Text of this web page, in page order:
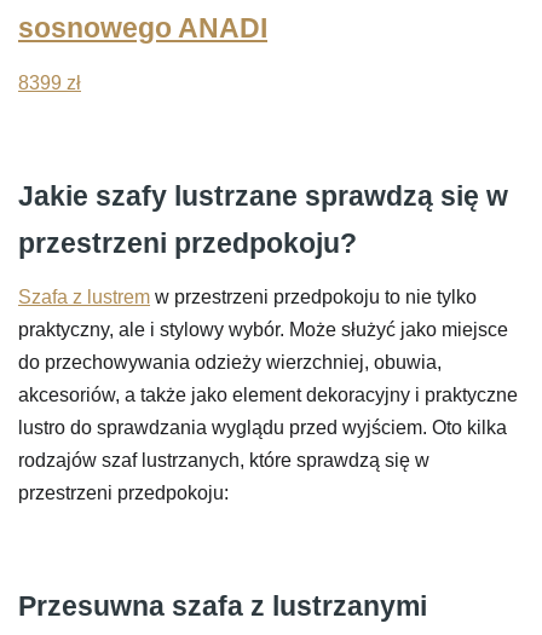
sosnowego ANADI
8399 zł
Jakie szafy lustrzane sprawdzą się w
przestrzeni przedpokoju?
Szafa z lustrem w przestrzeni przedpokoju to nie tylko
praktyczny, ale i stylowy wybór. Może służyć jako miejsce
do przechowywania odzieży wierzchniej, obuwia,
akcesoriów, a także jako element dekoracyjny i praktyczne
lustro do sprawdzania wyglądu przed wyjściem. Oto kilka
rodzajów szaf lustrzanych, które sprawdzą się w
przestrzeni przedpokoju:
Przesuwna szafa z lustrzanymi